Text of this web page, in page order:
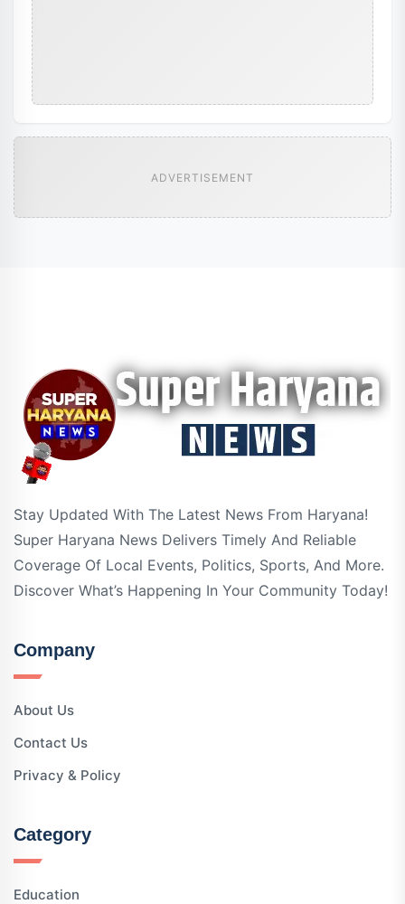
ADVERTISEMENT
Stay Updated With The Latest News From Haryana!
Super Haryana News Delivers Timely And Reliable
Coverage Of Local Events, Politics, Sports, And More.
Discover What’s Happening In Your Community Today!
Company
About Us
Contact Us
Privacy & Policy
Category
Education